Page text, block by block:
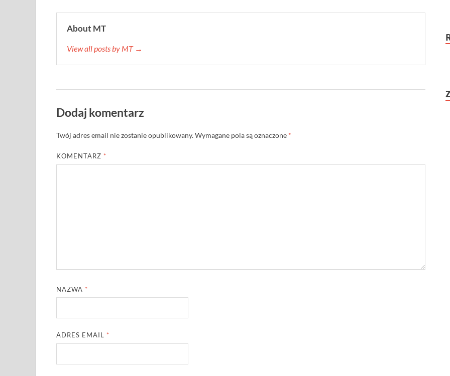
About MT
View all posts by MT →
Dodaj komentarz
Twój adres email nie zostanie opublikowany.Wymagane pola są oznaczone *
KOMENTARZ *
NAZWA *
ADRES EMAIL *